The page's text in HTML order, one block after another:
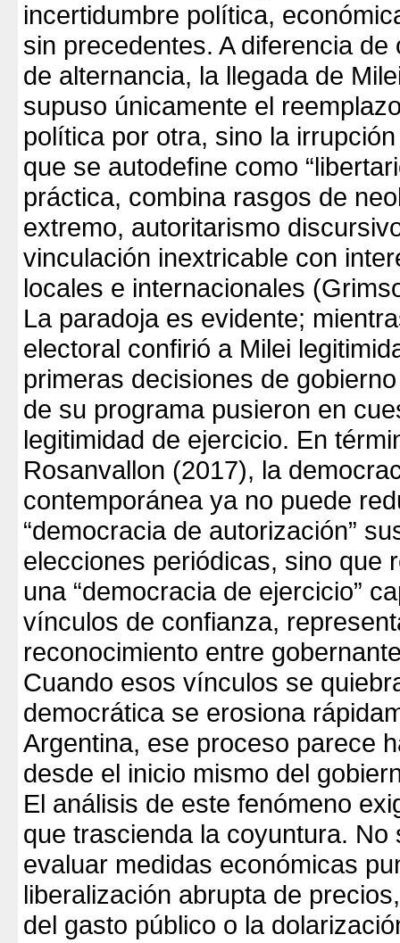
incertidumbre política,
sin precedentes. A diferencia
de alternancia, la llegada de
supuso únicamente el
política por otra, sino la
que se autodefine como
práctica, combina rasgos de
extremo, autoritarismo
vinculación inextricable con
locales e internacionales
La paradoja es evidente;
electoral confirió a Milei
primeras decisiones de
de su programa pusieron en
legitimidad de ejercicio. En
Rosanvallon (2017), la
contemporánea ya no puede
“democracia de autorización”
elecciones periódicas, sino que
una “democracia de ejercicio”
vínculos de confianza,
reconocimiento entre
Cuando esos vínculos se
democrática se erosiona
Argentina, ese proceso parece
desde el inicio mismo del
El análisis de este fenómeno
que trascienda la coyuntura. No
evaluar medidas económicas
liberalización abrupta de
del gasto público o la